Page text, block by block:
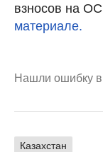
взносов на
материале.
Нашли ошибку в
Казахстан